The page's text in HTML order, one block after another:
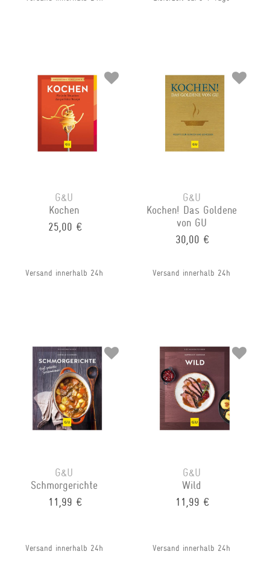
G&U
Kochen
25,00 €
Versand innerhalb 24h
G&U
Kochen! Das Goldene
von GU
30,00 €
Versand innerhalb 24h
G&U
Schmorgerichte
11,99 €
Versand innerhalb 24h
G&U
Wild
11,99 €
Versand innerhalb 24h